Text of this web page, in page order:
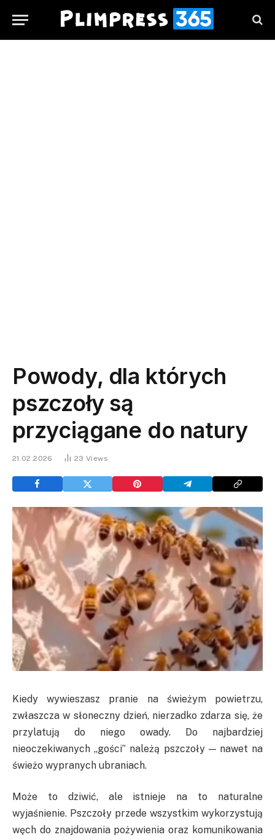
Powody, dla których
pszczoły są
przyciągane do natury
21.02.2026 23Views
Kiedy wywieszasz pranie na świeżym powietrzu,
zwłaszcza w słoneczny dzień, nierzadko zdarza się, że
przylatują do niego owady. Do najbardziej
nieoczekiwanych „gości” należą pszczoły — nawet na
świeżo wypranych ubraniach.
Może to dziwić, ale istnieje na to naturalne
wyjaśnienie. Pszczoły przede wszystkim wykorzystują
węch do znajdowania pożywienia oraz komunikowania